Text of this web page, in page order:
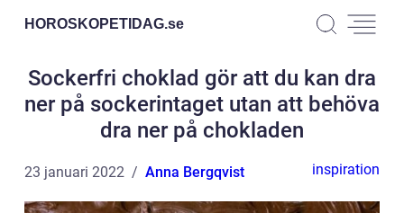
HOROSKOPETIDAG.se
Sockerfri choklad gör att du kan dra
ner på sockerintaget utan att behöva
dra ner på chokladen
23 januari 2022 Anna Bergqvist inspiration